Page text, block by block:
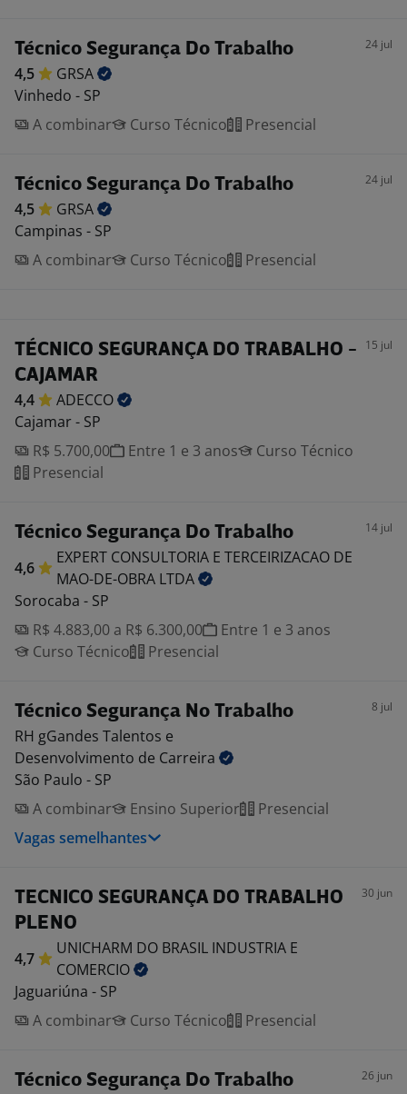
Técnico Segurança Do Trabalho 24 jul
4,5
GRSA
Vinhedo - SP
A combinar
Curso Técnico Presencial
Técnico Segurança Do Trabalho 24 jul
4,5
GRSA
Campinas - SP
A combinar
Curso Técnico Presencial
TÉCNICO SEGURANÇA DO TRABALHO -
CAJAMAR
15 jul
4,4
ADECCO
Cajamar - SP
R$ 5.700,00
Entre 1 e 3 anos
Curso Técnico
Presencial
Técnico Segurança Do Trabalho 14 jul
4,6
EXPERT CONSULTORIA E TERCEIRIZACAO DE
MAO-DE-OBRA LTDA
Sorocaba - SP
R$ 4.883,00 a R$ 6.300,00
Entre 1 e 3 anos
Curso Técnico
Presencial
Técnico Segurança No Trabalho 8 jul
RH gGandes Talentos e
Desenvolvimento de Carreira
São Paulo - SP
A combinar
Ensino Superior
Presencial
Vagas semelhantes
TECNICO SEGURANÇA DO TRABALHO
PLENO
30 jun
4,7
UNICHARM DO BRASIL INDUSTRIA E
COMERCIO
Jaguariúna - SP
A combinar
Curso Técnico Presencial
Técnico Segurança Do Trabalho 26 jun